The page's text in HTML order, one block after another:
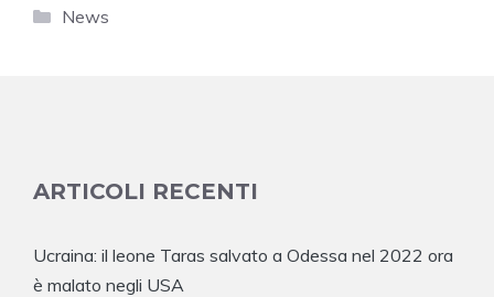
Categorie
News
ARTICOLI RECENTI
Ucraina: il leone Taras salvato a Odessa nel 2022 ora
è malato negli USA